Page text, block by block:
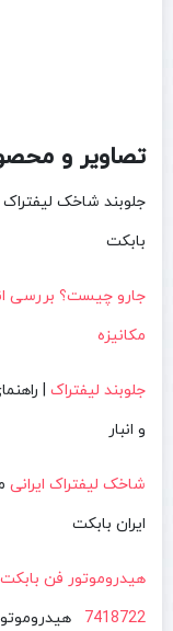
تصاویر و
جلوبند شاخک
بابکت
جارو چیست؟ بررسی
مکانیزه
جلوبند لیفتراک |
و انبار
شاخک لیفتراک ایرانی
ایران بابکت
7418722